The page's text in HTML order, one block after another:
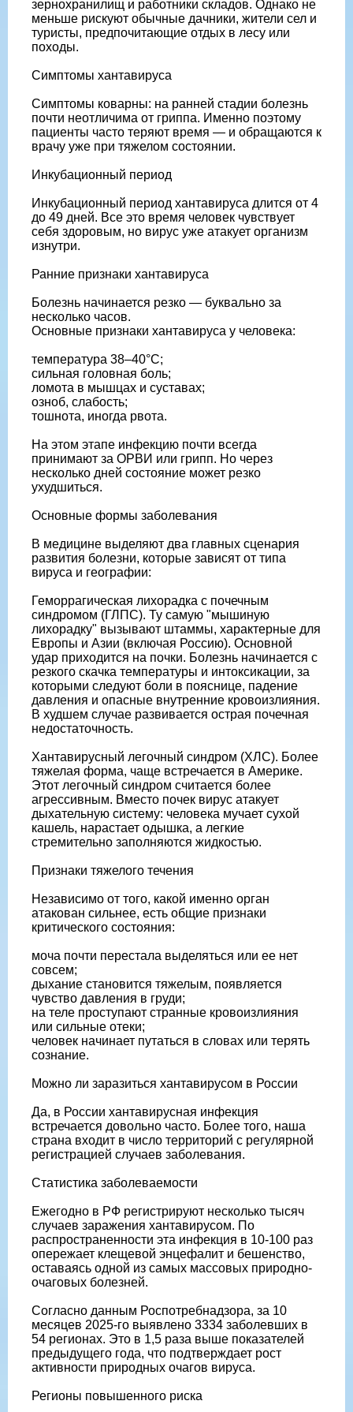
зернохранилищ и работники складов. Однако не
меньше рискуют обычные дачники, жители сел и
туристы, предпочитающие отдых в лесу или
походы.
Симптомы хантавируса
Симптомы коварны: на ранней стадии болезнь
почти неотличима от гриппа. Именно поэтому
пациенты часто теряют время — и обращаются к
врачу уже при тяжелом состоянии.
Инкубационный период
Инкубационный период хантавируса длится от 4
до 49 дней. Все это время человек чувствует
себя здоровым, но вирус уже атакует организм
изнутри.
Ранние признаки хантавируса
Болезнь начинается резко — буквально за
несколько часов.
Основные признаки хантавируса у человека:
температура 38–40°C;
сильная головная боль;
ломота в мышцах и суставах;
озноб, слабость;
тошнота, иногда рвота.
На этом этапе инфекцию почти всегда
принимают за ОРВИ или грипп. Но через
несколько дней состояние может резко
ухудшиться.
Основные формы заболевания
В медицине выделяют два главных сценария
развития болезни, которые зависят от типа
вируса и географии:
Геморрагическая лихорадка с почечным
синдромом (ГЛПС). Ту самую "мышиную
лихорадку" вызывают штаммы, характерные для
Европы и Азии (включая Россию). Основной
удар приходится на почки. Болезнь начинается с
резкого скачка температуры и интоксикации, за
которыми следуют боли в пояснице, падение
давления и опасные внутренние кровоизлияния.
В худшем случае развивается острая почечная
недостаточность.
Хантавирусный легочный синдром (ХЛС). Более
тяжелая форма, чаще встречается в Америке.
Этот легочный синдром считается более
агрессивным. Вместо почек вирус атакует
дыхательную систему: человека мучает сухой
кашель, нарастает одышка, а легкие
стремительно заполняются жидкостью.
Признаки тяжелого течения
Независимо от того, какой именно орган
атакован сильнее, есть общие признаки
критического состояния:
моча почти перестала выделяться или ее нет
совсем;
дыхание становится тяжелым, появляется
чувство давления в груди;
на теле проступают странные кровоизлияния
или сильные отеки;
человек начинает путаться в словах или терять
сознание.
Можно ли заразиться хантавирусом в России
Да, в России хантавирусная инфекция
встречается довольно часто. Более того, наша
страна входит в число территорий с регулярной
регистрацией случаев заболевания.
Статистика заболеваемости
Ежегодно в РФ регистрируют несколько тысяч
случаев заражения хантавирусом. По
распространенности эта инфекция в 10-100 раз
опережает клещевой энцефалит и бешенство,
оставаясь одной из самых массовых природно-
очаговых болезней.
Согласно данным Роспотребнадзора, за 10
месяцев 2025-го выявлено 3334 заболевших в
54 регионах. Это в 1,5 раза выше показателей
предыдущего года, что подтверждает рост
активности природных очагов вируса.
Регионы повышенного риска